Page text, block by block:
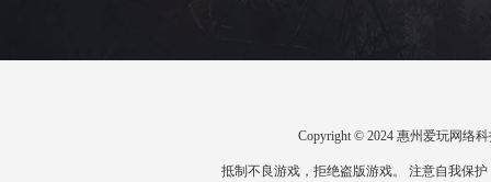
Copyright © 2024 惠州爱玩网络
抵制不良游戏，拒绝盗版游戏。 注意自我保